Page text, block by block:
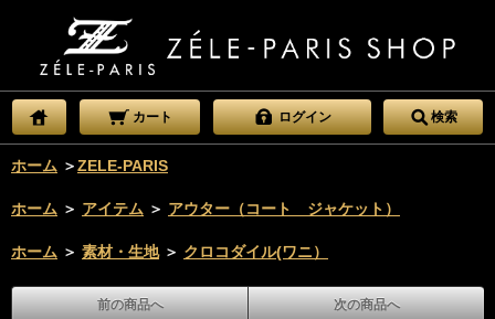
カート ログイン 検索
ホーム ＞ZELE-PARIS
ホーム ＞ アイテム ＞ アウター（コート ジャケット）
ホーム ＞ 素材・生地 ＞ クロコダイル(ワニ）
前の商品へ 次の商品へ